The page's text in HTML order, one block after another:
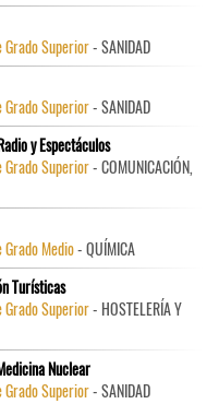
Grado Superior- SANIDAD
Grado Superior- SANIDAD
y Espectáculos
Grado Superior- COMUNICACIÓN,
Medio- QUÍMICA
Turísticas
Grado Superior- HOSTELERÍA Y
Nuclear
Grado Superior- SANIDAD